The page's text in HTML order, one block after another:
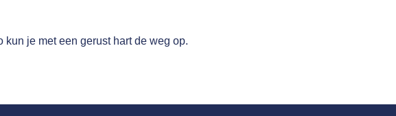
je met een gerust hart de weg op.